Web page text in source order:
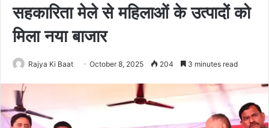
सहकारिता मेले से महिलाओं के उत्पादों को
मिला नया बाजार
Rajya Ki Baat October 8, 2025 204 3 minutes read